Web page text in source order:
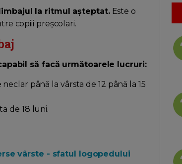
la ritmul așteptat.Este o
copiii preșcolari.
să facă următoarele lucruri:
până la vârsta de 12 până la 15
de 18 luni.
vârste - sfatul logopedului